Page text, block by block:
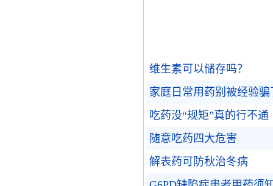
维生素可以储存吗？
家庭日常用药别被经验骗
吃药没“规矩”真的行不通
随意吃药四大危害
解表药可防秋治冬病